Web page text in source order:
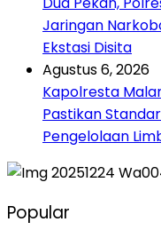
Jaringan
Ekstasi Disita
Agustus 6, 2026
Kapolresta
Pastikan
Pengelolaan
Popular